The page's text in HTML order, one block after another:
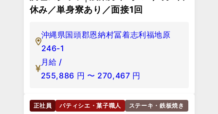
宴会調理
茨城県つくば市吾妻1丁目1364-1
月給 /
180,000